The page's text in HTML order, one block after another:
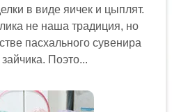
в виде яичек и цыплят.
не наша традиция, но
пасхального сувенира
Поэто...